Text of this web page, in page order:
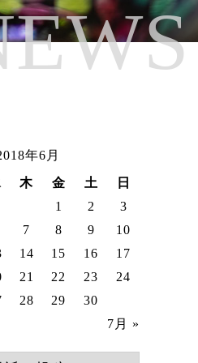
한국어
年6月
木 金 土
日
1
2
3
7 8 9
10
14 15 16
17
21 22 23
24
28 29
30
7月 »